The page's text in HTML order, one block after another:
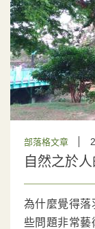
部落格文章
自然之於
為什麼覺得落
些問題非常藝